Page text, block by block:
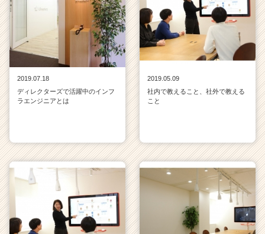
e
r
C
a
r
e
r）
2019.07.18
ディレクターズで活躍中のインフ
ラエンジニアとは
2019.05.09
社内で教えること、社外で教える
こと